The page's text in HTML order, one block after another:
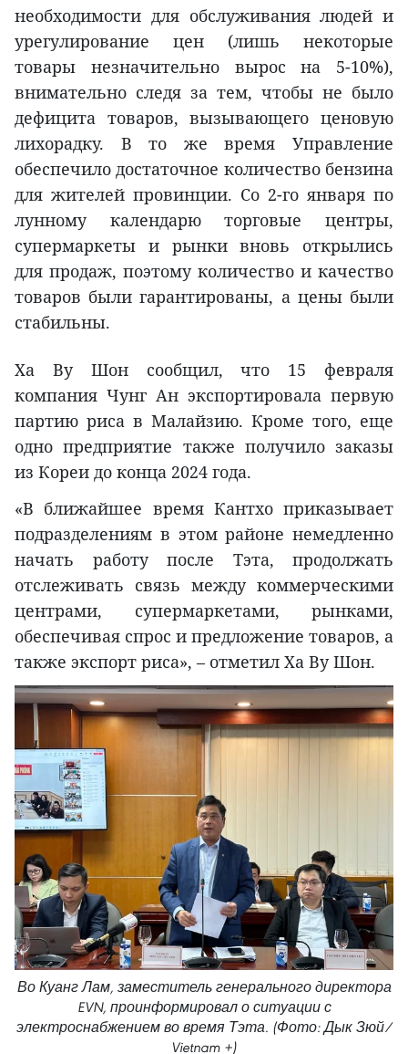
необходимости для обслуживания людей и
урегулирование цен (лишь некоторые
товары незначительно вырос на 5-10%),
внимательно следя за тем, чтобы не было
дефицита товаров, вызывающего ценовую
лихорадку. В то же время Управление
обеспечило достаточное количество бензина
для жителей провинции. Со 2-го января по
лунному календарю торговые центры,
супермаркеты и рынки вновь открылись
для продаж, поэтому количество и качество
товаров были гарантированы, а цены были
стабильны.
Ха Ву Шон сообщил, что 15 февраля
компания Чунг Ан экспортировала первую
партию риса в Малайзию. Кроме того, еще
одно предприятие также получило заказы
из Кореи до конца 2024 года.
«В ближайшее время Кантхо приказывает
подразделениям в этом районе немедленно
начать работу после Тэта, продолжать
отслеживать связь между коммерческими
центрами, супермаркетами, рынками,
обеспечивая спрос и предложение товаров, а
также экспорт риса», – отметил Ха Ву Шон.
Во Куанг Лам, заместитель генерального директора
EVN, проинформировал о ситуации с
электроснабжением во время Тэта. (Фото: Дык Зюй/
Vietnam +)